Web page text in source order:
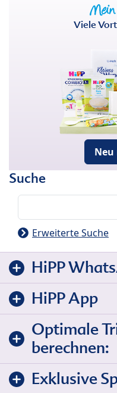
Viele
Suche
Erweiterte Suche
HiPP
HiPP App
Optimale
berechnen:
Exklusive